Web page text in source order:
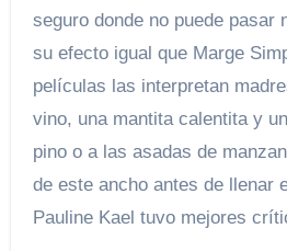
seguro donde no puede pasar
su efecto igual que Marge
películas las interpretan
vino, una mantita calentita y
pino o a las asadas de
de este ancho antes de llenar
Pauline Kael tuvo mejores